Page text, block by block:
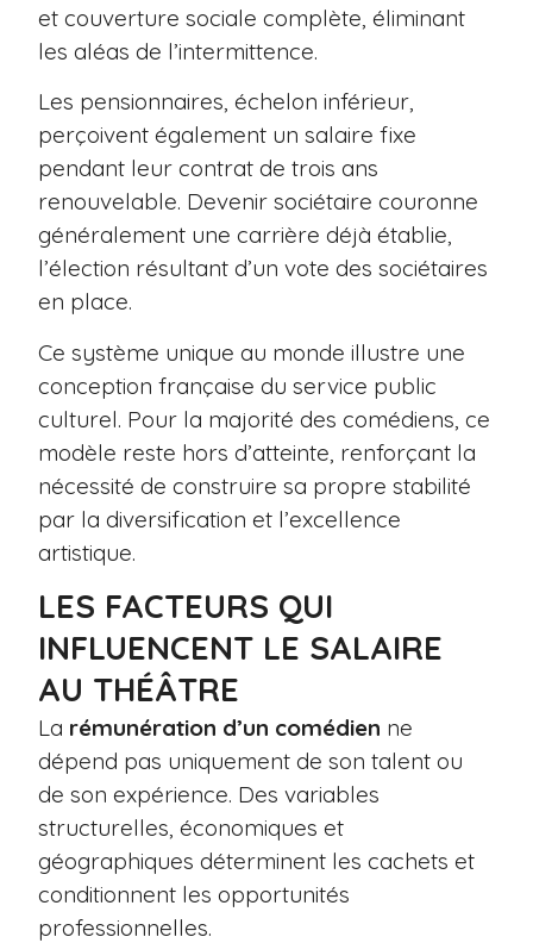
et couverture sociale complète, éliminant
les aléas de l’intermittence.
Les pensionnaires, échelon inférieur,
perçoivent également un salaire fixe
pendant leur contrat de trois ans
renouvelable. Devenir sociétaire couronne
généralement une carrière déjà établie,
l’élection résultant d’un vote des sociétaires
en place.
Ce système unique au monde illustre une
conception française du service public
culturel. Pour la majorité des comédiens, ce
modèle reste hors d’atteinte, renforçant la
nécessité de construire sa propre stabilité
par la diversification et l’excellence
artistique.
LES FACTEURS QUI
INFLUENCENT LE SALAIRE
AU THÉÂTRE
La rémunération d’un comédien ne
dépend pas uniquement de son talent ou
de son expérience. Des variables
structurelles, économiques et
géographiques déterminent les cachets et
conditionnent les opportunités
professionnelles.